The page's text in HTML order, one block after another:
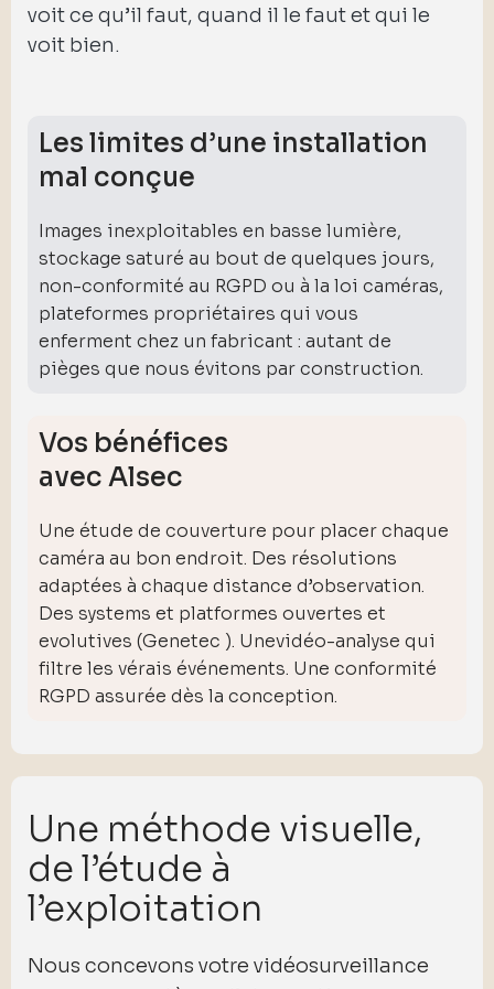
voit ce qu’il faut, quand il le faut et qui le
voit bien.
Les limites d’une installation
mal conçue
Images inexploitables en basse lumière,
stockage saturé au bout de quelques jours,
non-conformité au RGPD ou à la loi caméras,
plateformes propriétaires qui vous
enferment chez un fabricant : autant de
pièges que nous évitons par construction.
Vos bénéfices
avec Alsec
Une étude de couverture pour placer chaque
caméra au bon endroit. Des résolutions
adaptées à chaque distance d’observation.
Des systems et platformes ouvertes et
evolutives (Genetec ). Unevidéo-analyse qui
filtre les vérais événements. Une conformité
RGPD assurée dès la conception.
Une méthode visuelle,
de l’étude à
l’exploitation
Nous concevons votre vidéosurveillance